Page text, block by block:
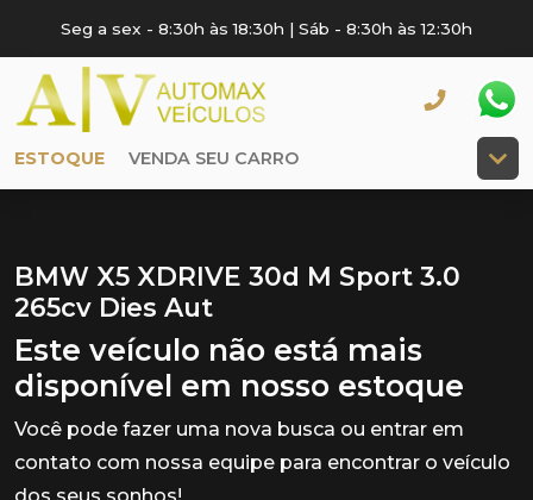
Seg a sex - 8:30h às 18:30h | Sáb - 8:30h às 12:30h
ESTOQUE VENDA SEU CARRO
BMW X5 XDRIVE 30d M Sport 3.0
265cv Dies Aut
Este veículo não está mais
disponível em nosso estoque
Você pode fazer uma nova busca ou entrar em
contato com nossa equipe para encontrar o veículo